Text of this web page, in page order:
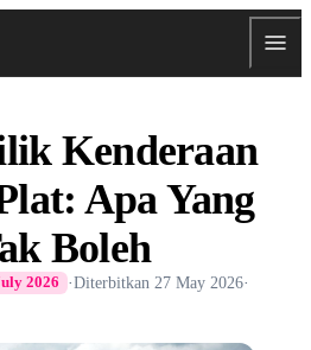
Kenderaan
Apa Yang
Boleh
2026 ·Diterbitkan 27 May 2026·